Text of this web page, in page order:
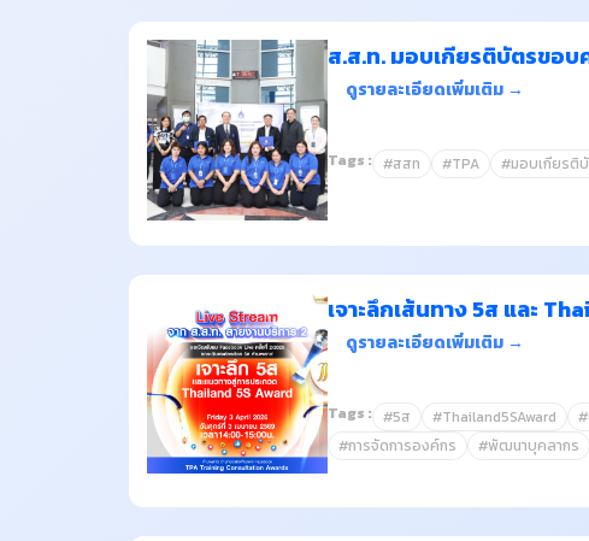
ส.ส.ท. มอบเกียรติบัตรข
ดูรายละเอียดเพิ่มเติม →
Tags : #สสท #TPA #มอบเกียรติ
เจาะลึกเส้นทาง 5ส และ
ดูรายละเอียดเพิ่มเติม →
Tags : #5ส #Thailand5SAward
#การจัดการองค์กร
#พัฒนาบุคลากร